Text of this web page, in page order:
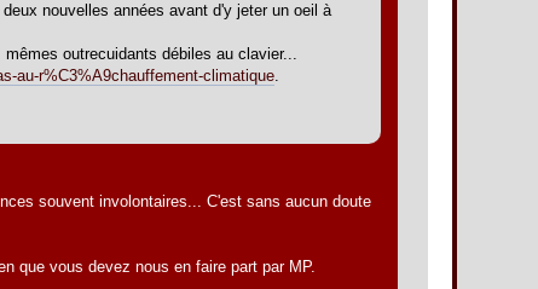
nouvelles années avant d'y jeter un oeil à
outrecuidants débiles au clavier...
au-r%C3%A9chauffement-climatique.
souvent involontaires... C'est sans aucun doute
que vous devez nous en faire part par MP.